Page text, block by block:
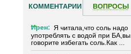
КОММЕНТАРИИ ВОПРОСЫ
Ирен: Я читала,что соль надо
употреблять с водой при БА,вы
говорите избегать соль.Как ...